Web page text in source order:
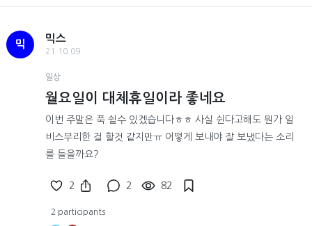
믹
믹스
21.10.09
일상
월요일이 대체휴일이라 좋네요
이번 주말은 푹 쉴수 있겠습니다ㅎㅎ 사실 쉰다고해도 뭔가 일
비스무리한 걸 할것 같지만ㅠ 어떻게 보내야 잘 보냈다는 소리
를 들을까요?
2 2 82
2 participants